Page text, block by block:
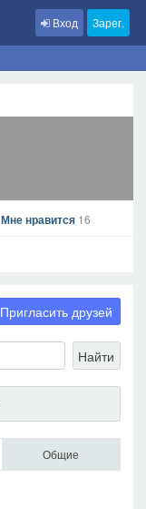
Вход Зарег.
Мне нравится 16
Найти
Пригласить друзей
Общие